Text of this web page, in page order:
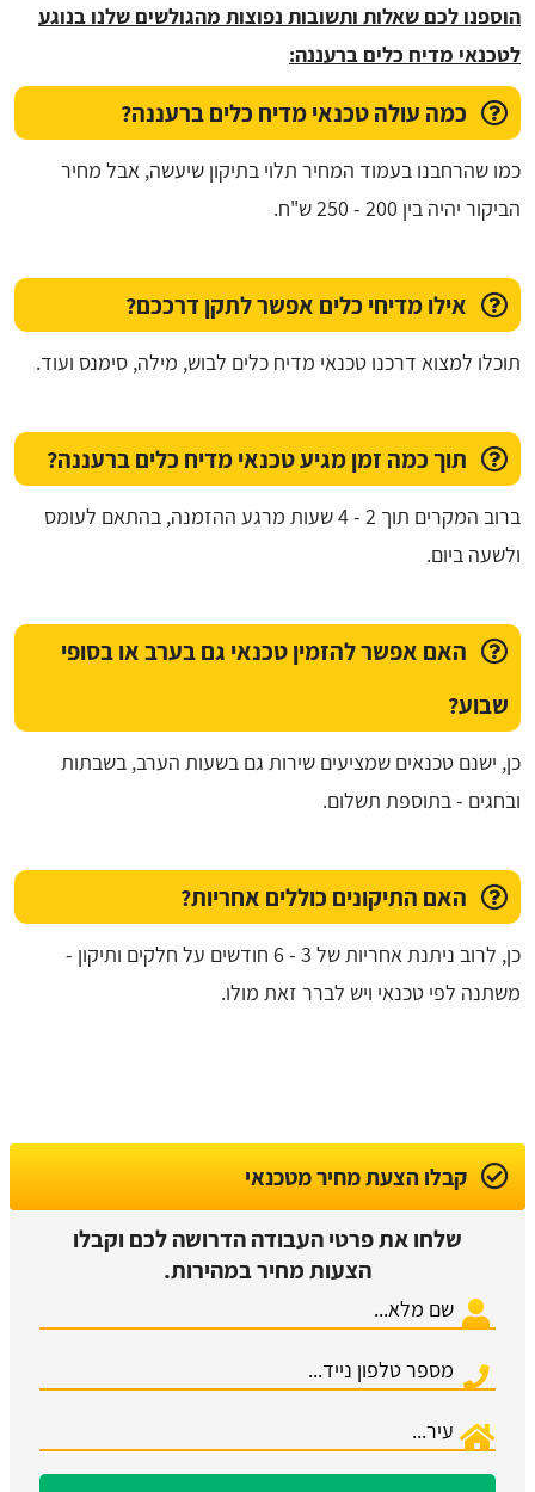
הוספנו לכם שאלות ותשובות נפוצות מהגולשים שלנו בנוגע
לטכנאי מדיח כלים ברעננה:
כמה עולה טכנאי מדיח כלים ברעננה?
כמו שהרחבנו בעמוד המחיר תלוי בתיקון שיעשה, אבל מחיר
הביקור יהיה בין 200 - 250 ש"ח.
אילו מדיחי כלים אפשר לתקן דרככם?
תוכלו למצוא דרכנו טכנאי מדיח כלים לבוש, מילה, סימנס ועוד.
תוך כמה זמן מגיע טכנאי מדיח כלים ברעננה?
ברוב המקרים תוך 2 - 4 שעות מרגע ההזמנה, בהתאם לעומס
ולשעה ביום.
האם אפשר להזמין טכנאי גם בערב או בסופי
שבוע?
כן, ישנם טכנאים שמציעים שירות גם בשעות הערב, בשבתות
ובחגים - בתוספת תשלום.
האם התיקונים כוללים אחריות?
כן, לרוב ניתנת אחריות של 3 - 6 חודשים על חלקים ותיקון -
משתנה לפי טכנאי ויש לברר זאת מולו.
קבלו הצעת מחיר מטכנאי
שלחו את פרטי העבודה הדרושה לכם וקבלו
הצעות מחיר במהירות.